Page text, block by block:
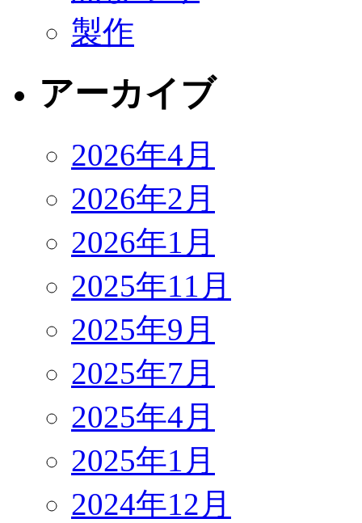
製作
アーカイブ
2026年4月
2026年2月
2026年1月
2025年11月
2025年9月
2025年7月
2025年4月
2025年1月
2024年12月